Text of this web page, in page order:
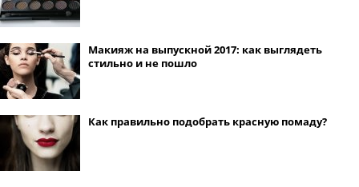
Макияж на выпускной 2017: как выглядеть
стильно и не пошло
Как правильно подобрать красную помаду?